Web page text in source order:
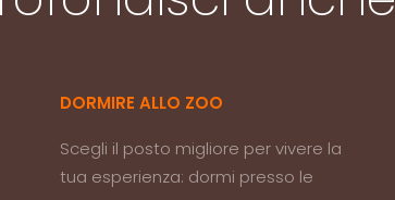
DORMIRE ALLO ZOO
Scegli il posto migliore per vivere la
tua esperienza: dormi presso le